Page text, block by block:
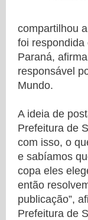
compartilhou
foi respondida
Paraná,
responsável
Mundo.
A ideia de
Prefeitura de
com isso, o
e sabíamos
copa eles
então
publicação”,
Prefeitura de